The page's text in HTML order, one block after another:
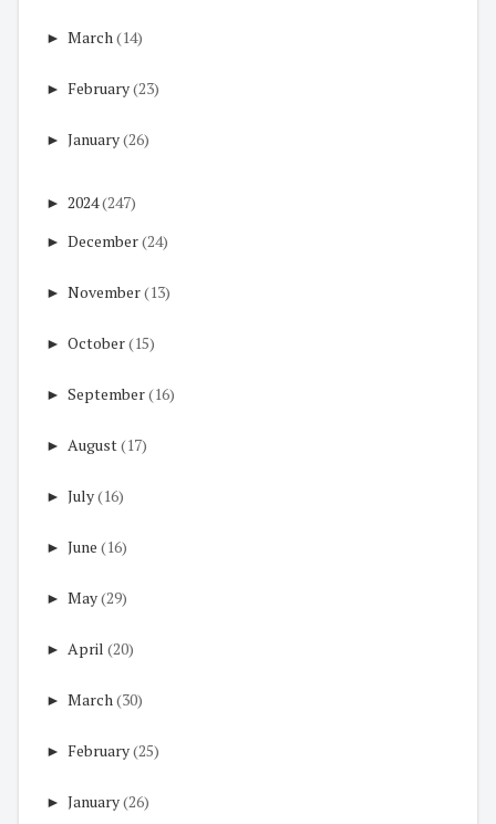
► March(14)
► February(23)
► January(26)
► 2024(247)
► December(24)
► November(13)
► October(15)
► September(16)
► August(17)
► July(16)
► June (16)
► May(29)
► April (20)
► March(30)
► February(25)
► January(26)